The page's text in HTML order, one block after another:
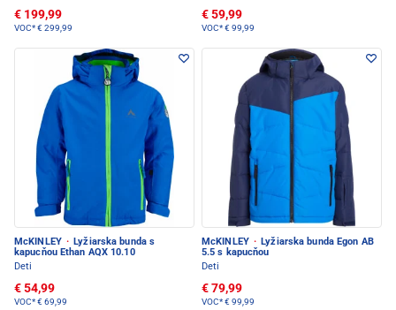
€ 199,99
VOC*€ 299,99
€ 59,99
VOC*€ 99,99
McKINLEY · Lyžiarska bunda s
kapucňou Ethan AQX 10.10
Deti
€ 54,99
VOC*€ 69,99
McKINLEY · Lyžiarska bunda Egon AB
5.5 s kapucňou
Deti
€ 79,99
VOC*€ 99,99